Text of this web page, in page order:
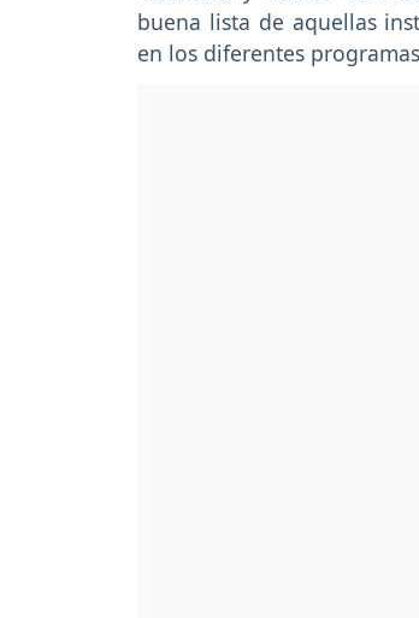
buena lista de aquellas
en los diferentes